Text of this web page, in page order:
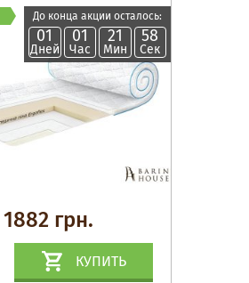
До конца акции осталось:
01
Дней
01
Час
21
Мин
57
Сек
1882 грн.
КУПИТЬ